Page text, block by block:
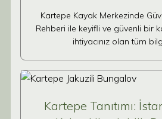
Kartepe Kayak Merkezinde
Rehberi ile keyifli ve güvenli bir
ihtiyacınız olan tüm
Kartepe Tanıtımı: